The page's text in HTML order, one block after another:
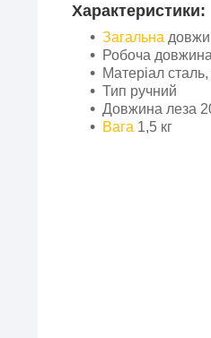
Характеристики:
Загальна
Робоча
Матеріал
Тип ручний
Довжина леза
Вага 1,5 кг